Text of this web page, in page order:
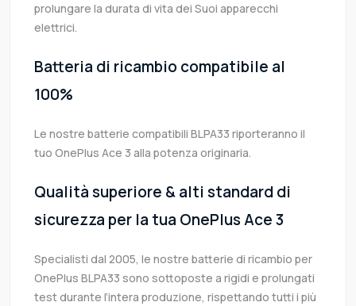
prolungare la durata di vita dei Suoi apparecchi
elettrici.
Batteria di ricambio compatibile al
100%
Le nostre batterie compatibili BLPA33 riporteranno il
tuo OnePlus Ace 3 alla potenza originaria.
Qualità superiore & alti standard di
sicurezza per la tua OnePlus Ace 3
Specialisti dal 2005, le nostre batterie di ricambio per
OnePlus BLPA33 sono sottoposte a rigidi e prolungati
test durante l’intera produzione, rispettando tutti i più